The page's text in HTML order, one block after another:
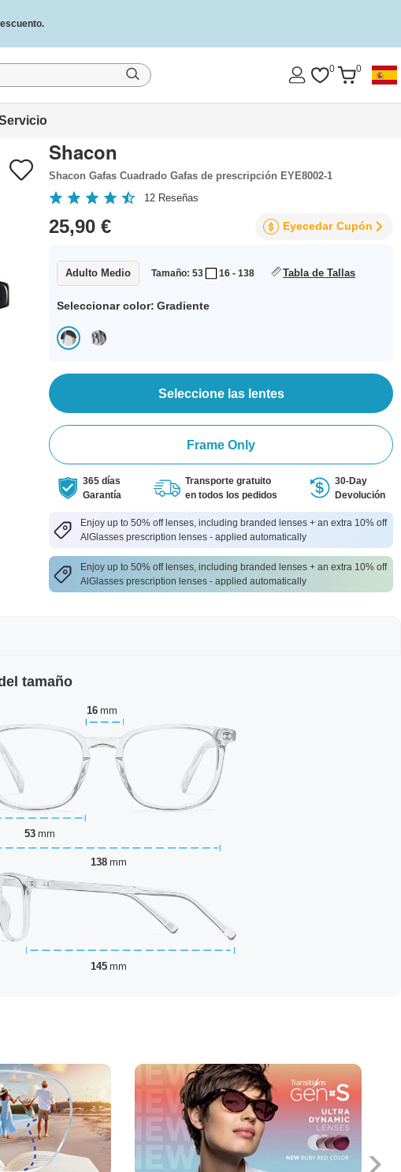
dinero. 0 0
Shacon
Shacon Gafas Cuadrado Gafas de prescripción EYE8002-1
12 Reseñas
25,90 € Eyecedar Cupón
Adulto Medio Tamaño: 53 16 - 138 Tabla de Tallas
Seleccionar color: Gradiente
Seleccione las lentes
Frame Only
365 días
Garantía
Transporte gratuito
en todos los pedidos
30-Day
Devolución
Enjoy up to 50% off lenses, including branded lenses + an extra 10% off
AlGlasses prescription lenses - applied automatically
Enjoy up to 50% off lenses, including branded lenses + an extra 10% off
AlGlasses prescription lenses - applied automatically
tamaño
16 mm
53 mm
138 mm
145 mm